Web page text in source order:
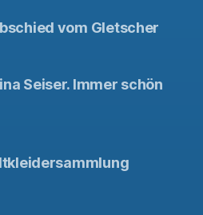
vom Gletscher
Seiser. Immer schön